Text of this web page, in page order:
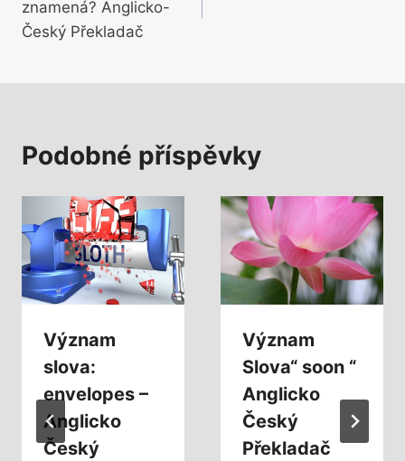
příspěvek
znamená? Anglicko-
Český Překladač
Podobné příspěvky
Význam
slova:
envelopes –
Anglicko
Český
Význam
Slova“ soon “
Anglicko
Český
Překladač